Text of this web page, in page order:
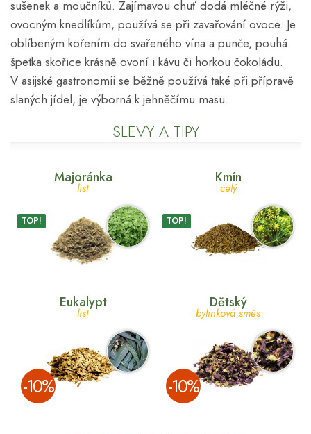
sušenek a moučníků. Zajímavou chuť dodá mléčné rýži,
ovocným knedlíkům, používá se při zavařování ovoce. Je
oblíbeným kořením do svařeného vína a punče, pouhá
špetka skořice krásně ovoní i kávu či horkou čokoládu.
V asijské gastronomii se běžně používá také při přípravě
slaných jídel, je výborná k jehněčímu masu.
SLEVY A TIPY
Majoránka
list
TOP!
Kmín
celý
TOP!
Eukalypt
list
­-10%
Dětský
bylinková směs
­-10%